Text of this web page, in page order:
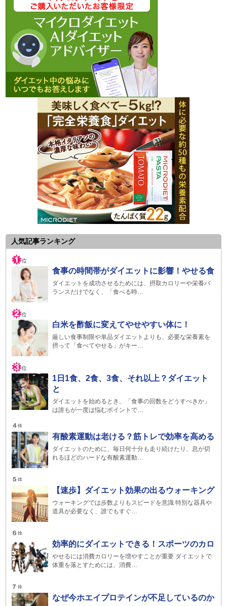
人気記事ランキング
食事の時間帯がダイエットに影響！やせる食
ダイエットを成功させるためには、摂取カロリーや栄養バ
ランスだけでなく、「食べる時…
白米を酢飯に変えてやせやすい体に！
厳しい食事制限や単品ダイエットよりも、必要な栄養素を
摂って「食べてやせる」がキー…
1日1食、2食、3食、それ以上？ダイエット
と
ダイエットを始めるとき、「食事の回数をどうすべきか」
は誰もが一度は悩むポイントで…
有酸素運動は老ける？筋トレで効率を高める
ダイエットのために、毎日何十分も走り続けたり、息が切
れるほどのハードな有酸素運動…
【速歩】ダイエット効果の出るウォーキング
ウォーキングでは歩数よりもスピードを意識 特別な器具や
道具が必要なく、誰でもすぐ…
効率的にダイエットできる！スポーツのカロ
やせるには消費カロリーを増やすことが重要 ダイエットで
体重を落とすためには、消費…
なぜ今ホエイプロテインが不足しているのか